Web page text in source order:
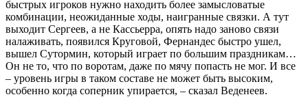
быстрых игроков нужно находить более замысловатые
комбинации, неожиданные ходы, наигранные связки. А тут
выходит Сергеев, а не Кассьерра, опять надо заново связи
налаживать, появился Круговой, Фернандес быстро ушел,
вышел Сутормин, который играет по большим праздникам…
Он не то, что по воротам, даже по мячу попасть не мог. И все
– уровень игры в таком составе не может быть высоким,
особенно когда соперник упирается, – сказал Веденеев.